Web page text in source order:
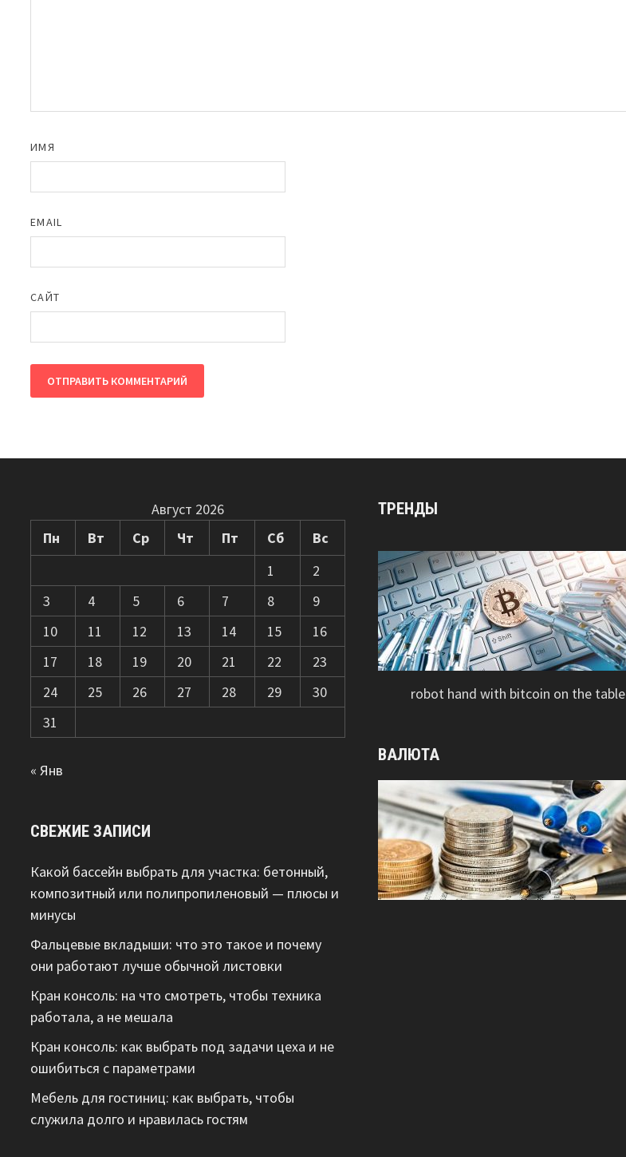
ИМЯ
EMAIL
САЙТ
Август 2026
Пн
Вт Ср Чт Пт Сб
Вс
1
2
3
4 5 6 7 8
9
10
11 12 13 14 15
16
17
18 19 20 21 22
23
24
25 26 27 28 29
30
31
« Янв
СВЕЖИЕ ЗАПИСИ
Какой бассейн выбрать для участка: бетонный,
композитный или полипропиленовый — плюсы и
минусы
Фальцевые вкладыши: что это такое и почему
они работают лучше обычной листовки
Кран консоль: на что смотреть, чтобы техника
работала, а не мешала
Кран консоль: как выбрать под задачи цеха и не
ошибиться с параметрами
Мебель для гостиниц: как выбрать, чтобы
служила долго и нравилась гостям
ТРЕНДЫ
robot hand with bitcoin on the table
ВАЛЮТА